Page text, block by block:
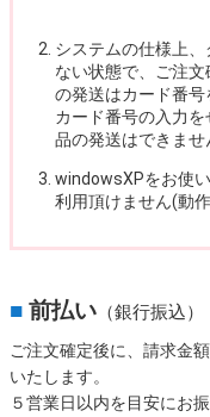
システムの仕様上
ない状態で、ご注
の発送はカード番号
カード番号の入力
品の発送はできませ
windowsXPをお使
利用頂けません(動
■ 前払い （銀行振込）
ご注文確定後に、請求金
いたします。
５営業日以内を目安にお